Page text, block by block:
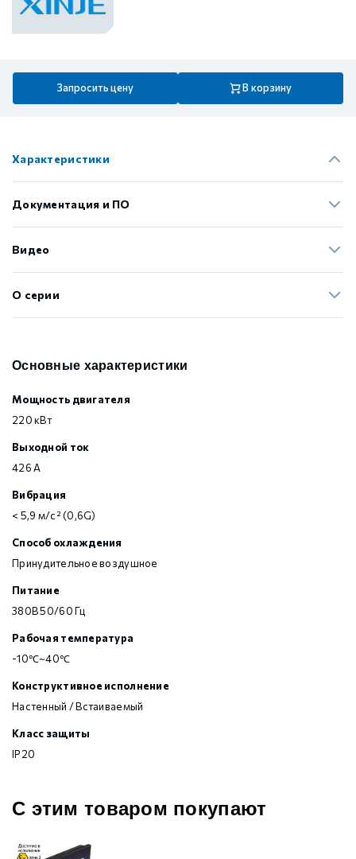
Запросить цену В корзину
Характеристики
Документация и ПО
Видео
О серии
Основные характеристики
Мощность двигателя
220 кВт
Выходной ток
426 А
Вибрация
< 5,9 м/с² (0,6G)
Способ охлаждения
Принудительное воздушное
Питание
380В 50/60 Гц
Рабочая температура
-10℃~40℃
Конструктивное исполнение
Настенный / Встаиваемый
Класс защиты
IP20
С этим товаром покупают